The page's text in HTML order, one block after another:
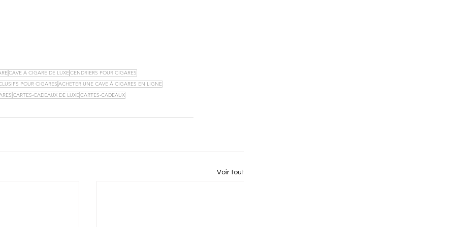
CAVE À CIGARE DE LUXECENDRIERS POUR CIGARES
POUR CIGARES ACHETER UNE CAVE À CIGARES EN LIGNE
CARTES-CADEAUX DE LUXECARTES-CADEAUX
Voir tout